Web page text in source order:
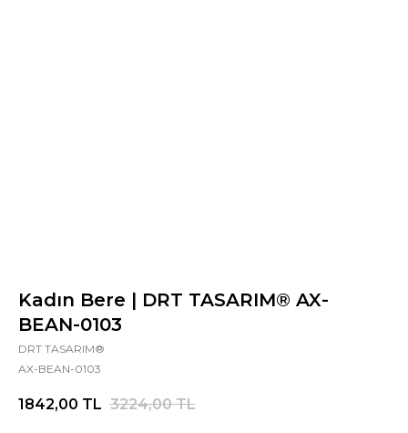
Kadın Bere | DRT TASARIM® AX-
BEAN-0103
DRT TASARIM®
AX-BEAN-0103
1842,00 TL 3224,00 TL